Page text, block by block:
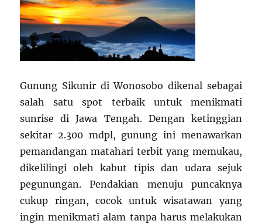
Gunung Sikunir di Wonosobo dikenal sebagai
salah satu spot terbaik untuk menikmati
sunrise di Jawa Tengah. Dengan ketinggian
sekitar 2.300 mdpl, gunung ini menawarkan
pemandangan matahari terbit yang memukau,
dikelilingi oleh kabut tipis dan udara sejuk
pegunungan. Pendakian menuju puncaknya
cukup ringan, cocok untuk wisatawan yang
ingin menikmati alam tanpa harus melakukan